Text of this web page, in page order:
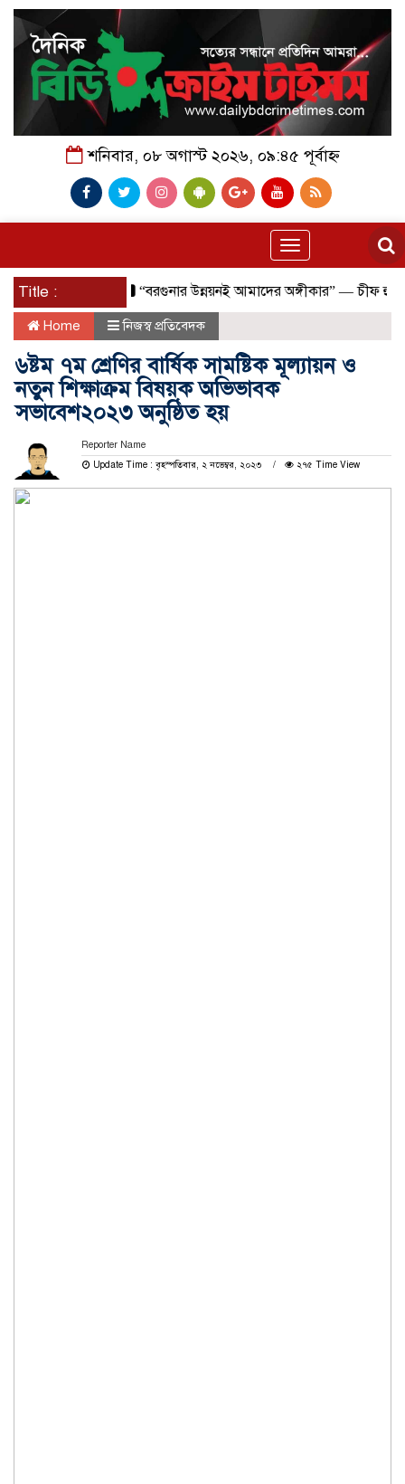
শনিবার, ০৮ অগাস্ট ২০২৬, ০৯:৪৫ পূর্বাহ্ন
Toggle
navigation
Title : “বরগুনার উন্নয়নই আমাদের অঙ্গীকার” — চীফ হুইপ
Home নিজস্ব প্রতিবেদক
৬ষ্টম ৭ম শ্রেণির বার্ষিক সামষ্টিক মূল্যায়ন ও
নতুন শিক্ষাক্রম বিষয়ক অভিভাবক
সভাবেশ২০২৩ অনুষ্ঠিত হয়
Reporter Name
Update Time : বৃহস্পতিবার, ২ নভেম্বর, ২০২৩
২৭৫ Time View